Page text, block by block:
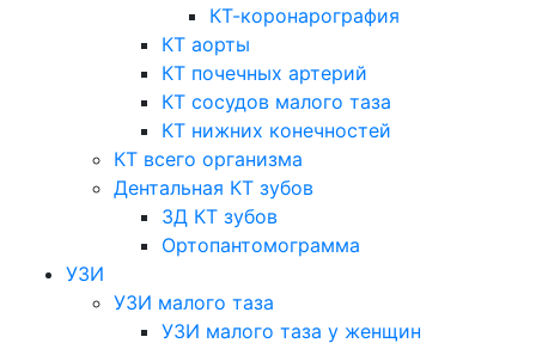
КТ-коронарография
КТ аорты
КТ почечных артерий
КТ сосудов малого таза
КТ нижних конечностей
КТ всего организма
Дентальная КТ зубов
3Д КТ зубов
Ортопантомограмма
УЗИ
УЗИ малого таза
УЗИ малого таза у женщин